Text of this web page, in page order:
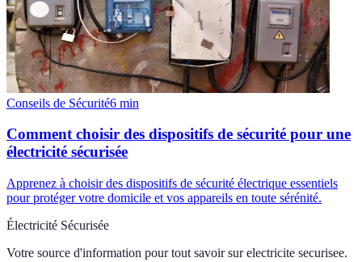
Conseils de Sécurité6 min
Comment choisir des dispositifs de sécurité pour une
électricité sécurisée
Apprenez à choisir des dispositifs de sécurité électrique essentiels
pour protéger votre domicile et vos appareils en toute sérénité.
Électricité Sécurisée
Votre source d'information pour tout savoir sur electricite securisee.